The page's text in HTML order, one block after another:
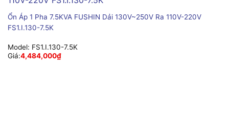
Ổn Áp 1 Pha 7.5KVA FUSHIN Dải 130V~250V Ra 110V-220V
FS1.I.130-7.5K
Model: FS1.I.130-7.5K
Giá:4,484,000₫